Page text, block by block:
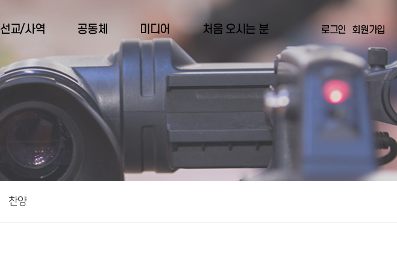
선교/사역 공동체 미디어 처음 오시는 분 로그인 회원가입
찬양